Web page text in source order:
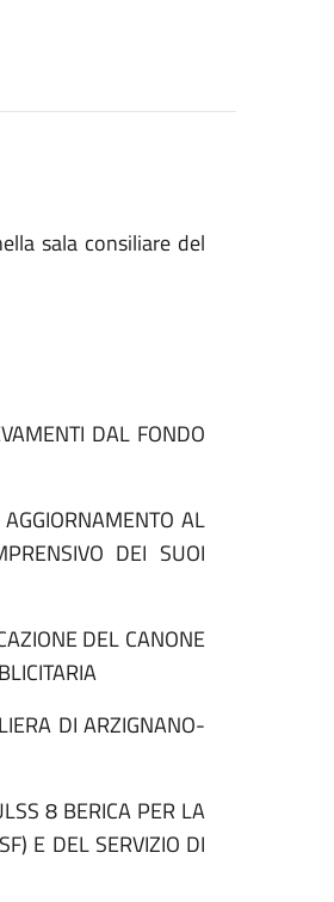
sala consiliare del
DAL FONDO
AL
DEI SUOI
DEL CANONE
DI ARZIGNANO-
8 BERICA PER LA
E DEL SERVIZIO DI